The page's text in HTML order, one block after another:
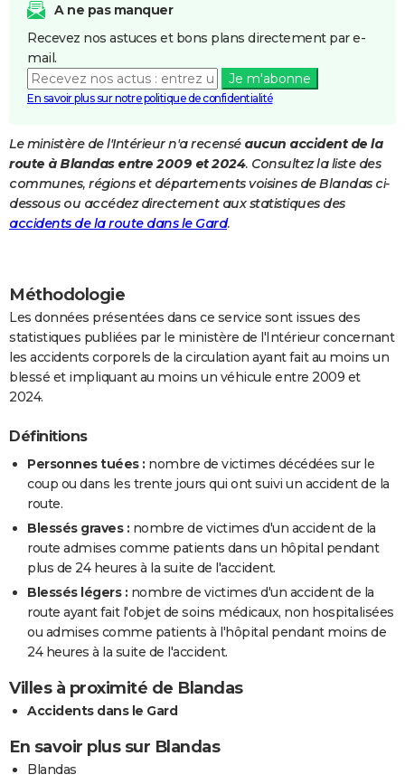
Destinations
City break
Voyage nature
Voyage de noces
Forum
Climat
PHOTO
GUIDES D'ACHAT
BONS PLANS
Carte de Noël
Carte Bonne année
Carte Saint-Valentin
Carte Pâques
Carte d'anniversaire
DICTIONNAIRE
Dictionnaire
Biographies
Citations
Expressions
Proverbes
PROGRAMME TV
FORUM
Bricolage
Television
A ne pas manquer
Recevez nos astuces et bons plans directement par e-
mail.
Je m'abonne
En savoir plus sur notre politique de confidentialité
Le ministère de l'Intérieur n'a recensé aucun accident de la
route à Blandas entre 2009 et 2024. Consultez la liste des
communes, régions et départements voisines de Blandas ci-
dessous ou accédez directement aux statistiques des
accidents de la route dans le Gard.
Méthodologie
Les données présentées dans ce service sont issues des
statistiques publiées par le ministère de l'Intérieur concernant
les accidents corporels de la circulation ayant fait au moins un
blessé et impliquant au moins un véhicule entre 2009 et
2024.
Définitions
Personnes tuées : nombre de victimes décédées sur le
coup ou dans les trente jours qui ont suivi un accident de la
route.
Blessés graves : nombre de victimes d'un accident de la
route admises comme patients dans un hôpital pendant
plus de 24 heures à la suite de l'accident.
Blessés légers : nombre de victimes d'un accident de la
route ayant fait l'objet de soins médicaux, non hospitalisées
ou admises comme patients à l'hôpital pendant moins de
24 heures à la suite de l'accident.
Villes à proximité de Blandas
Accidents dans le Gard
En savoir plus sur Blandas
Blandas